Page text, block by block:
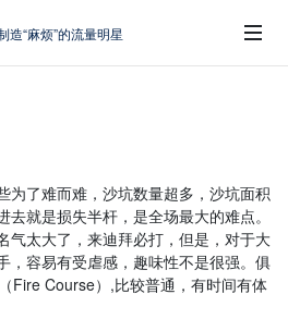
造“麻烦”的流量明星
变和期许
，一场大满贯的50年
森林中挥杆，美食与清
为了难而难，沙坑数量超多，沙坑面积
就是损失半杆，是全场最大的难点。
气太大了，来迪拜必打，但是，对于大
，容易有受虐感，趣味性不是很强。俱
Fire Course）,比较普通，有时间有体